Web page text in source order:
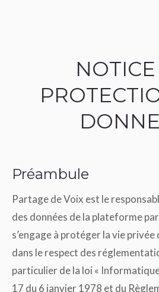
Préambule
Partage de Voix est le
des données de la plateforme
s’engage à protéger la vie
dans le respect des
particulier de la loi «
17 du 6 janvier 1978 et du